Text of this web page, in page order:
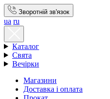
Зворотній зв'язок
ua ru
Каталог
Свята
Вечірки
Магазини
Доставка і оплата